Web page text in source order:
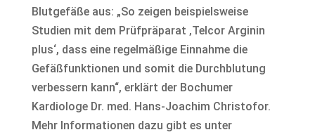
Blutgefäße aus: „So zeigen beispielsweise
Studien mit dem Prüfpräparat ‚Telcor Arginin
plus‘, dass eine regelmäßige Einnahme die
Gefäßfunktionen und somit die Durchblutung
verbessern kann“, erklärt der Bochumer
Kardiologe Dr. med. Hans-Joachim Christofor.
Mehr Informationen dazu gibt es unter